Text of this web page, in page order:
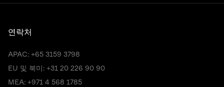
연락처
APAC: +65 3159 3798
EU 및 북미: +31 20 226 90 90
MEA: +971 4 568 1785